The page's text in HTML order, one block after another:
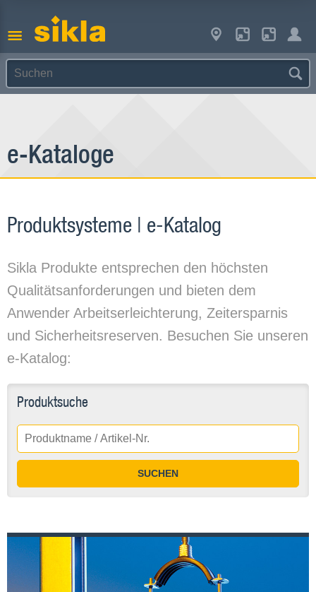
e-Kataloge
Produktsysteme | e-Katalog
Sikla Produkte entsprechen den höchsten
Qualitätsanforderungen und bieten dem
Anwender Arbeitserleichterung, Zeitersparnis
und Sicherheitsreserven. Besuchen Sie unseren
e-Katalog:
Produktsuche
SUCHEN